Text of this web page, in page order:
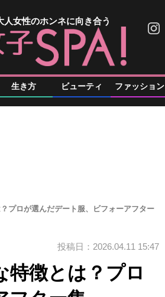
人女性のホンネに向き合う
生き方 ビューティ ファッション
プロが選んだデート服、ビフォーアフター
投稿日：2026.04.11 15:47
特徴とは？プロ